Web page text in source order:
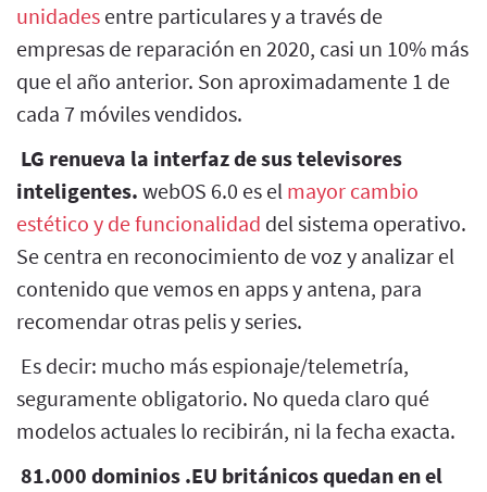
unidades entre particulares y a través de
empresas de reparación en 2020, casi un 10% más
que el año anterior. Son aproximadamente 1 de
cada 7 móviles vendidos.
LG renueva la interfaz de sus televisores
inteligentes. webOS 6.0 es el mayor cambio
estético y de funcionalidad del sistema operativo.
Se centra en reconocimiento de voz y analizar el
contenido que vemos en apps y antena, para
recomendar otras pelis y series.
Es decir: mucho más espionaje/telemetría,
seguramente obligatorio. No queda claro qué
modelos actuales lo recibirán, ni la fecha exacta.
81.000 dominios .EU británicos quedan en el